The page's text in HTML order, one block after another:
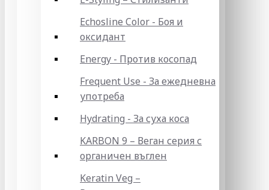
Echosline Color - Боя и
оксидант
Energy - Против косопад
Frequent Use - За ежедневна
употреба
Hydrating - За суха коса
KARBON 9 – Веган серия с
органичен въглен
Keratin Veg –